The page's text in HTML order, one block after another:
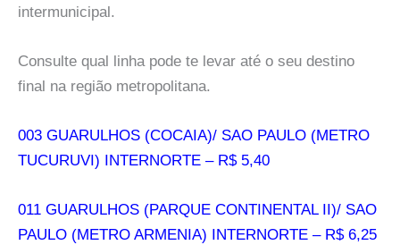
intermunicipal.
Consulte qual linha pode te levar até o seu destino
final na região metropolitana.
003 GUARULHOS (COCAIA)/ SAO PAULO (METRO
TUCURUVI) INTERNORTE – R$ 5,40
011 GUARULHOS (PARQUE CONTINENTAL II)/ SAO
PAULO (METRO ARMENIA) INTERNORTE – R$ 6,25